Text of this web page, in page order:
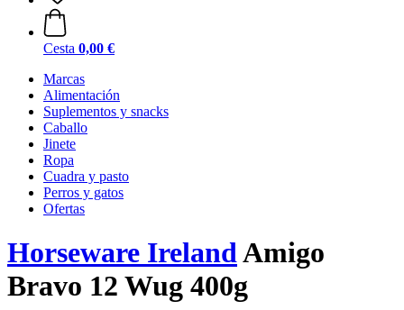
Cesta 0,00 €
Marcas
Alimentación
Suplementos y snacks
Caballo
Jinete
Ropa
Cuadra y pasto
Perros y gatos
Ofertas
Horseware IrelandAmigo
Bravo 12 Wug 400g